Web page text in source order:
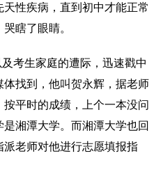
性疾病，直到初中才能正常
瞎了眼睛。
考生家庭的遭际，迅速戳中
找到，他叫贺永辉，据老师
平时的成绩，上个一本没问
湘潭大学。而湘潭大学也回
老师对他进行志愿填报指